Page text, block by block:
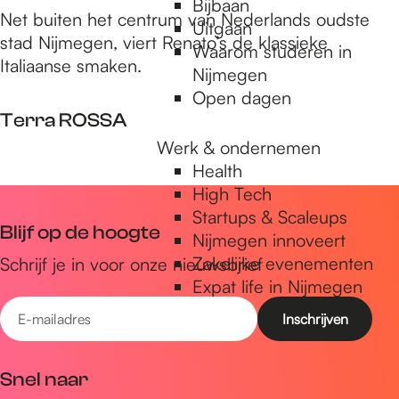
Bijbaan
Uitgaan
Waarom studeren in
Nijmegen
Open dagen
Werk & ondernemen
Health
High Tech
Startups & Scaleups
Nijmegen innoveert
Zakelijke evenementen
Expat life in Nijmegen
N
i
j
e
n
e
t
é
D
E
M
r
i
a
C
f
a
i
a
m
m
'
R
e
n
t
o
s
i
z
e
r
-
Net buiten het centrum van Nederlands oudste
stad Nijmegen, viert Renato’s de klassieke
Italiaanse smaken.
Terra ROSSA
e
r
a
O
S
A
Blijf op de hoogte
Schrijf je in voor onze nieuwsbrief
E
-
a
Snel naar